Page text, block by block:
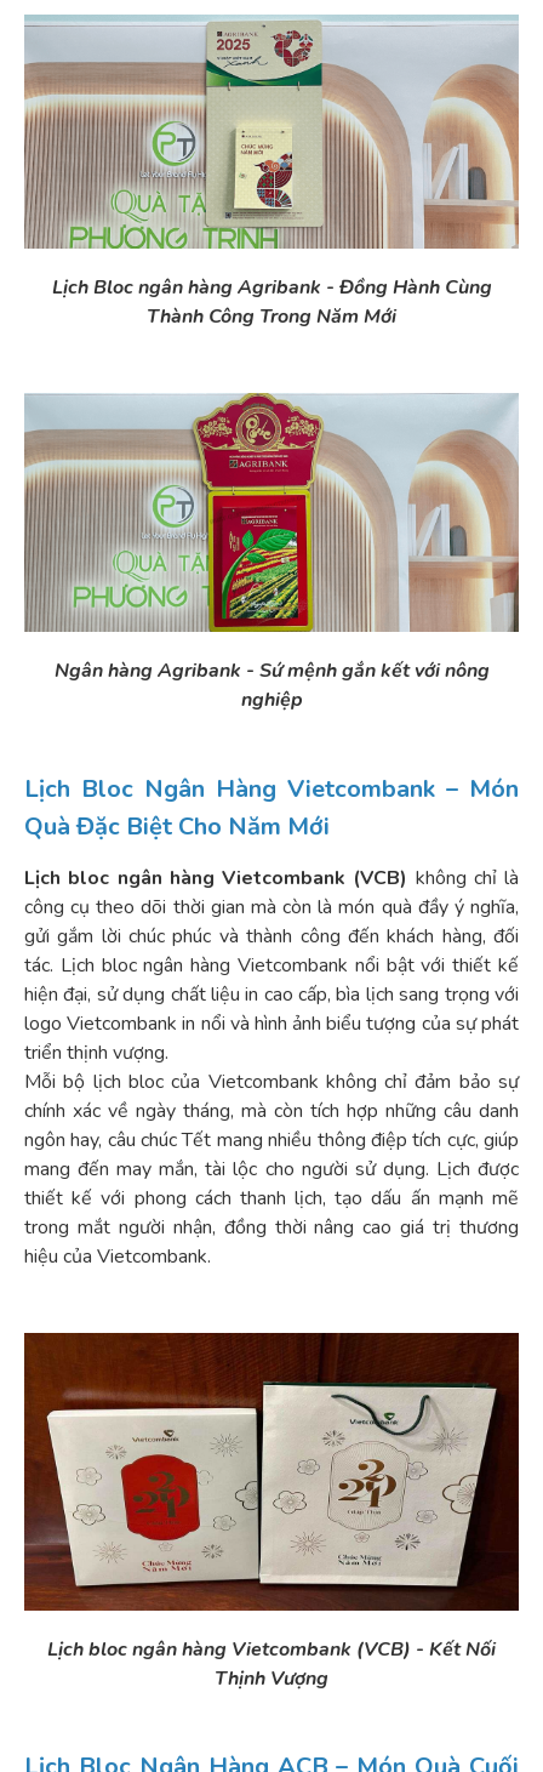
Lịch Bloc ngân hàng Agribank - Đồng Hành Cùng
Thành Công Trong Năm Mới
Ngân hàng Agribank - Sứ mệnh gắn kết với nông
nghiệp
Lịch Bloc Ngân Hàng Vietcombank – Món
Quà Đặc Biệt Cho Năm Mới
Lịch bloc ngân hàng Vietcombank (VCB) không chỉ là
công cụ theo dõi thời gian mà còn là món quà đầy ý nghĩa,
gửi gắm lời chúc phúc và thành công đến khách hàng, đối
tác. Lịch bloc ngân hàng Vietcombank nổi bật với thiết kế
hiện đại, sử dụng chất liệu in cao cấp, bìa lịch sang trọng với
logo Vietcombank in nổi và hình ảnh biểu tượng của sự phát
triển thịnh vượng.
Mỗi bộ lịch bloc của Vietcombank không chỉ đảm bảo sự
chính xác về ngày tháng, mà còn tích hợp những câu danh
ngôn hay, câu chúc Tết mang nhiều thông điệp tích cực, giúp
mang đến may mắn, tài lộc cho người sử dụng. Lịch được
thiết kế với phong cách thanh lịch, tạo dấu ấn mạnh mẽ
trong mắt người nhận, đồng thời nâng cao giá trị thương
hiệu của Vietcombank.
Lịch bloc ngân hàng Vietcombank (VCB) - Kết Nối
Thịnh Vượng